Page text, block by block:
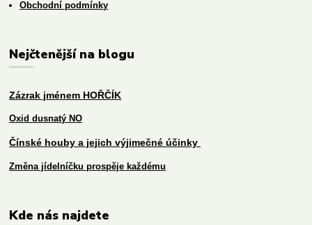
Obchodní podmínky
Nejčtenější na blogu
Zázrak jménem HOŘČÍK
Oxid dusnatý NO
Čínské houby a jejich výjimečné účinky
Změna jídelníčku prospěje každému
Kde nás najdete